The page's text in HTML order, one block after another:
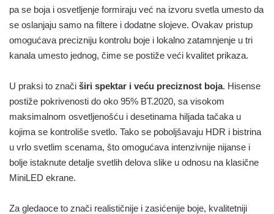
pa se boja i osvetljenje formiraju već na izvoru svetla umesto da
se oslanjaju samo na filtere i dodatne slojeve. Ovakav pristup
omogućava precizniju kontrolu boje i lokalno zatamnjenje u tri
kanala umesto jednog, čime se postiže veći kvalitet prikaza.
U praksi to znači širi spektar i veću preciznost boja. Hisense
postiže pokrivenosti do oko 95% BT.2020, sa visokom
maksimalnom osvetljenošću i desetinama hiljada tačaka u
kojima se kontroliše svetlo. Tako se poboljšavaju HDR i bistrina
u vrlo svetlim scenama, što omogućava intenzivnije nijanse i
bolje istaknute detalje svetlih delova slike u odnosu na klasične
MiniLED ekrane.
Za gledaoce to znači realističnije i zasićenije boje, kvalitetniji